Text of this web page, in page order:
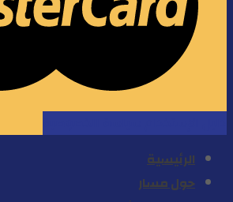
الرئيسية
حول مسار